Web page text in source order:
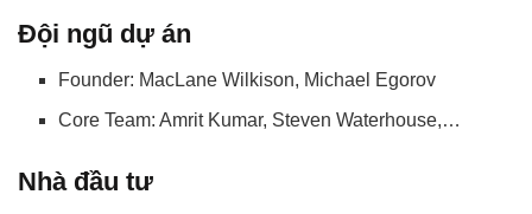
Đội ngũ dự án
Founder: MacLane Wilkison, Michael Egorov
Core Team: Amrit Kumar, Steven Waterhouse,…
Nhà đầu tư